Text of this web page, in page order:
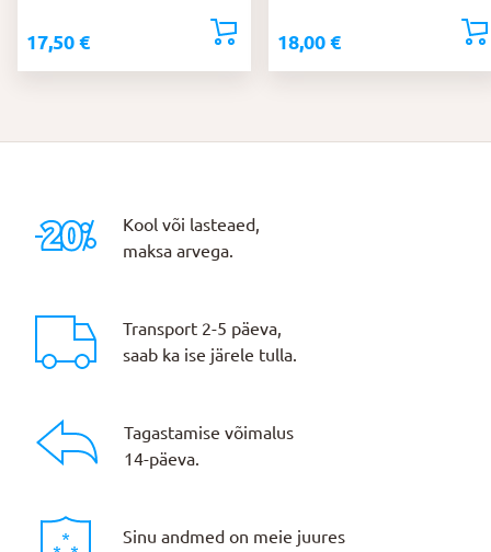
17,50 € 18,00 €
Kool või lasteaed,
maksa arvega.
Transport 2-5 päeva,
saab ka ise järele tulla.
Tagastamise võimalus
14-päeva.
Sinu andmed on meie juures